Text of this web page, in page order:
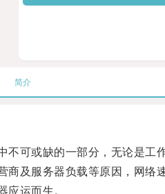
简介
可或缺的一部分，无论是工
及服务器负载等原因，网络速
运而生。